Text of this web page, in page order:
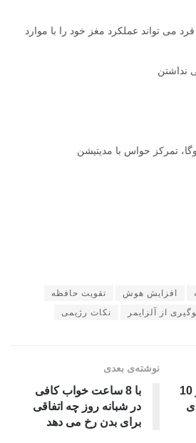
می تواند عملکرد مغز خود را با موارد
نداشتن
تمرکز حواس با مدیتیشن
افزایش هوش
تقویت حافظه
از آلزایمر نکات رژیمی
بیماری های پوستی و 10
نوشته‌ی بعدی
با 8 ساعت خواب کافی
در شبانه روز چه اتفاقی
برای بدن رخ می دهد